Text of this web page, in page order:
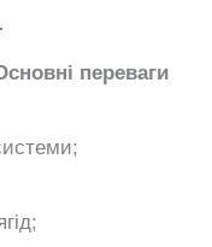
переваги